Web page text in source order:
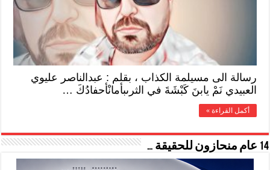
رسالة الى مسيلمة الكذاب ، بقلم : عبدالناصر عليوي
العبيدي نَمْ يابنَ كَبْشَةَ في الثرىبأمانْأحفادُكَ …
أكمل القراءة »
14 عام منحازون للحقيقة …